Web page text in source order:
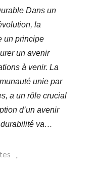
Dans un
la
un principe
un avenir
à venir. La
unie par
a un rôle crucial
d’un avenir
durabilité va…